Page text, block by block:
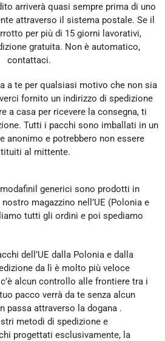
arriverà quasi sempre prima di uno
attraverso il sistema postale. Se il
per più di 15 giorni lavorativi,
gratuita. Non è automatico,
contattaci.
a te per qualsiasi motivo che non sia
fornito un indirizzo di spedizione
a casa per ricevere la consegna, ti
Tutti i pacchi sono imballati in un
anonimo e potrebbero non essere
al mittente.
generici sono prodotti in
magazzino nell’UE (Polonia e
tutti gli ordini e poi spediamo
dell’UE dalla Polonia e dalla
da lì è molto più veloce
alcun controllo alle frontiere tra i
pacco verrà da te senza alcun
passa attraverso la dogana .
metodi di spedizione e
progettati esclusivamente, la